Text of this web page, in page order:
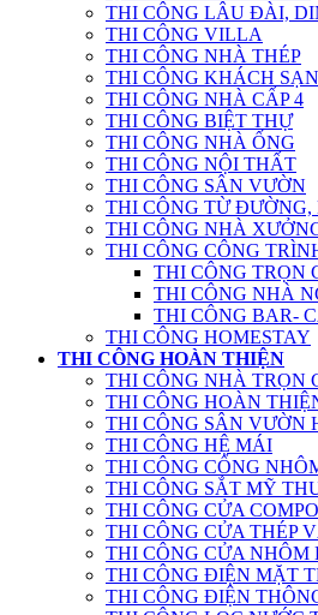
THI CÔNG LÂU ĐÀI,
THI CÔNG VILLA
THI CÔNG NHÀ THÉP
THI CÔNG KHÁCH SẠN
THI CÔNG NHÀ CẤP 4
THI CÔNG BIỆT THỰ
THI CÔNG NHÀ ỐNG
THI CÔNG NỘI THẤT
THI CÔNG SÂN VƯỜN
THI CÔNG TỪ ĐƯỜNG,
THI CÔNG NHÀ
THI CÔNG CÔNG
THI CÔNG TRỌN
THI CÔNG NHÀ
THI CÔNG BAR-
THI CÔNG HOMESTAY
THI CÔNG HOÀN THIỆN
THI CÔNG NHÀ TRỌN
THI CÔNG HOÀN
THI CÔNG SÂN VƯỜN
THI CÔNG HỆ MÁI
THI CÔNG CỔNG
THI CÔNG SẮT MỸ
THI CÔNG CỬA
THI CÔNG CỬA THÉP
THI CÔNG CỬA NHÔM
THI CÔNG ĐIỆN MẶT
THI CÔNG ĐIỆN